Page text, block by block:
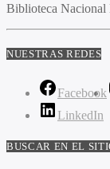
Biblioteca Nacional
NUESTRAS REDES
Facebook
LinkedIn
BUSCAR EN EL